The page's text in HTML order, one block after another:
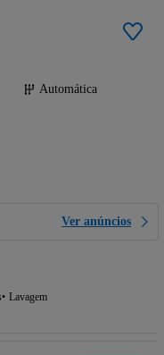
Automática
Ver anúncios
Lavagem